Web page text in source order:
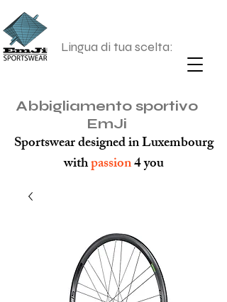
Lingua di tua scelta:
Abbigliamento sportivo
EmJi
Sportswear designed in Luxembourg
withpassion4 you